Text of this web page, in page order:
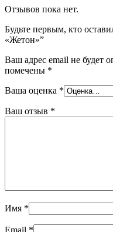
Отзывов пока нет.
Будьте первым, кто
«Жетон»”
Ваш адрес email не будет
помечены *
Ваша оценка *
Ваш отзыв *
Имя *
Email *